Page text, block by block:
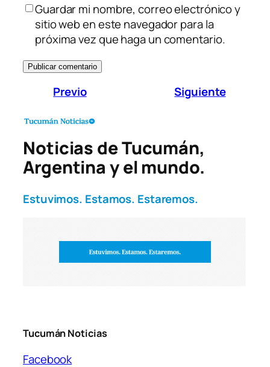
Guardar mi nombre, correo electrónico y
sitio web en este navegador para la
próxima vez que haga un comentario.
Previo Siguiente
Noticias de Tucumán,
Argentina y el mundo.
Estuvimos. Estamos. Estaremos.
Tucumán Noticias
Facebook